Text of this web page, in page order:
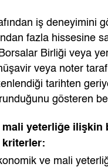
iş deneyimini
fazla hissesine
Birliği veya
veya noter
tarihten
gösteren
yeterliğe ilişkin
kriterler:
ve mali